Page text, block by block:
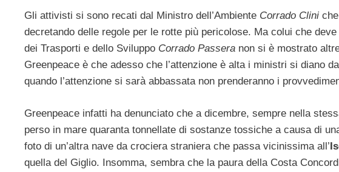
Gli attivisti si sono recati dal Ministro dell’Ambiente Corrado Clini
decretando delle regole per le rotte più pericolose. Ma colui che
dei Trasporti e dello Sviluppo Corrado Passera non si è mostrato
Greenpeace è che adesso che l’attenzione è alta i ministri si diano
quando l’attenzione si sarà abbassata non prenderanno i
Greenpeace infatti ha denunciato che a dicembre, sempre nella
perso in mare quaranta tonnellate di sostanze tossiche a causa di
foto di un’altra nave da crociera straniera che passa vicinissima all’
quella del Giglio. Insomma, sembra che la paura della Costa